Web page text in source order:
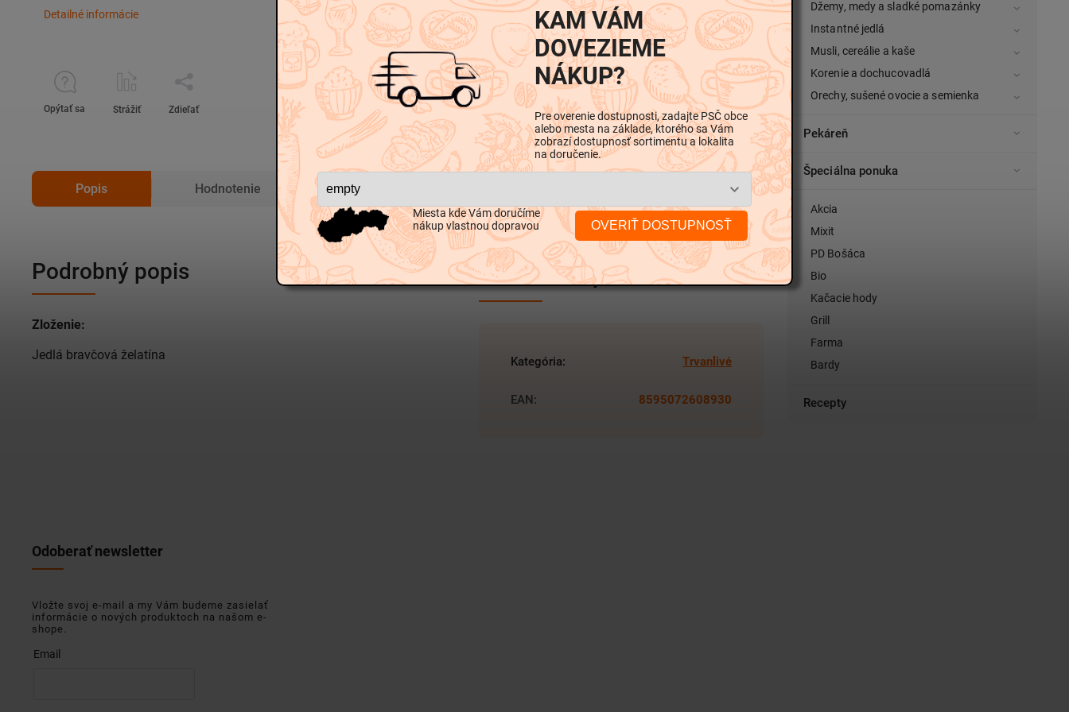
Džemy, medy a sladké pomazánky
Instantné jedlá
Musli, cereálie a kaše
Korenie a dochucovadlá
Orechy, sušené ovocie a semienka
Pekáreň
Špeciálna ponuka
Akcia
Mixit
PD Bošáca
Bio
Kačacie hody
Grill
Farma
Bardy
Recepty
Detailné informácie
Opýtať sa Strážiť Zdieľať
Popis Hodnotenie Diskusia
Podrobný popis
Zloženie:
Jedlá bravčová želatína
Dodatočné parametre
Kategória: Trvanlivé
EAN: 8595072608930
Odoberať newsletter
Vložte svoj e-mail a my Vám budeme zasielať
informácie o nových produktoch na našom e-
shope.
Email
KAM VÁM
DOVEZIEME
NÁKUP?
Pre overenie dostupnosti, zadajte PSČ obce
alebo mesta na základe, ktorého sa Vám
zobrazí dostupnosť sortimentu a lokalita
na doručenie.
Miesta kde Vám doručíme
nákup vlastnou dopravou
OVERIŤ DOSTUPNOSŤ